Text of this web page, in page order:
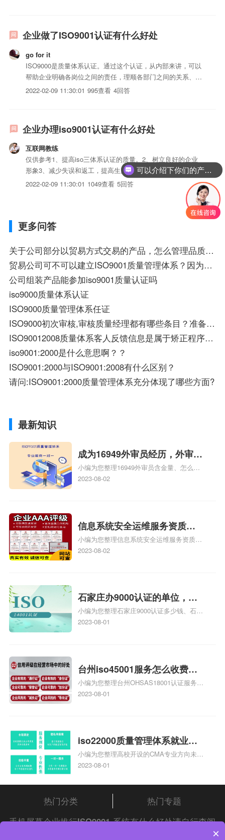
企业做了ISO9001认证有什么好处
go for it
ISO9000是质量体系认证。通过这个认证，从内部来讲，可以
帮助企业明确各岗位之间的责任，理顺各部门之间的关系、工
作流程，将企业的管理，从懵懂的原始的管理，变成大家都能
2022-02-09 11:30:01 995查看 4回答
企业办理iso9001认证有什么好处
互联网教练
仅供参考1、提高iso三体系认证的质量。2、树立良好的企业
形象3、减少失误和返工，提高生产效益。4、提高企业过程管
理水平。5、国际贸易的通行政。6、提高员工素质7、持续改
2022-02-09 11:30:01 1049查看 5回答
更多问答
关于公司部分以贸易方式交易的产品，怎么管理品质，如何满足ISO9001的要求。
贸易公司可不可以建立ISO9001质量管理体系？因为没有生产管制部份，物料都是外购或外发的，所以不知贸易公司可否建立ISO9001；如果程序文件部份取消生产管制部份，是否可行？
公司组装产品能参加iso9001质量认证吗
iso9000质量体系认证
ISO9000质量管理体系任证
ISO9000初次审核,审核质量经理都有哪些条目？准备些什么？
ISO90012008质量体系客人反馈信息是属于矫正程序哪一部分？
iso9001:2000是什么意思啊？？
ISO9001:2000与ISO9001:2008有什么区别？
请问:ISO9001:2000质量管理体系充分体现了哪些方面?
最新知识
成为16949外审员经历，外审员
16949
小编为您整理16949外审员含金量、怎么才
能成为注册的TS16949:2009的外审员、我
2023-08-02
信息系统安全运维服务资质二
级费用，信息系统安全运维服
务资质二级
小编为您整理信息系统安全运维服务资质认
证证书机构有哪些、安全运维服务资质的费
体系认证知识，详情可查看下方正文！
2023-08-02
石家庄办9000认证的单位，石
家庄9000认证的公司
小编为您整理石家庄9000认证多少钱、石家
庄9000认证价格多少钱、石家庄9000认证
2023-08-01
台州iso45001服务怎么收费，
台州iso45001认证服务怎么收
费
小编为您整理台州OHSAS18001认证服务中
心哪家收费便宜、台州ISO9000认证，哪个
标准是什么相关iso体系认证知识，详情可
查看下方正文！
2023-08-01
iso22000质量管理体系就业方
向，质量管理与认证就业方向
小编为您整理高校开设的CMA专业方向未来
就业前景及就业方向如何、cma就业方向有
和cma未来就业方向、大学生考完cma，就
哪些就业方向相关iso体系认证知识，详情
可查看下方正文！
2023-08-01
热门分类
热门专题
手机屏幕企业推行ISO9001 系统有什么好处请自行查阅
可以介绍下你们的产品么？
×